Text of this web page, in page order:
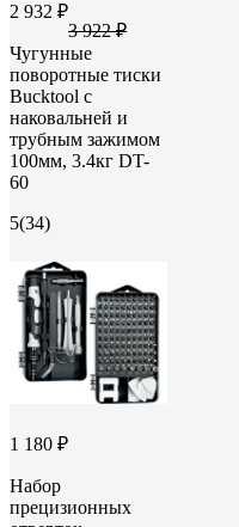
2 932 ₽
3 922 ₽
Чугунные
поворотные тиски
Bucktool с
наковальней и
трубным зажимом
100мм, 3.4кг DT-
60
5(34)
1 180 ₽
Набор
прецизионных